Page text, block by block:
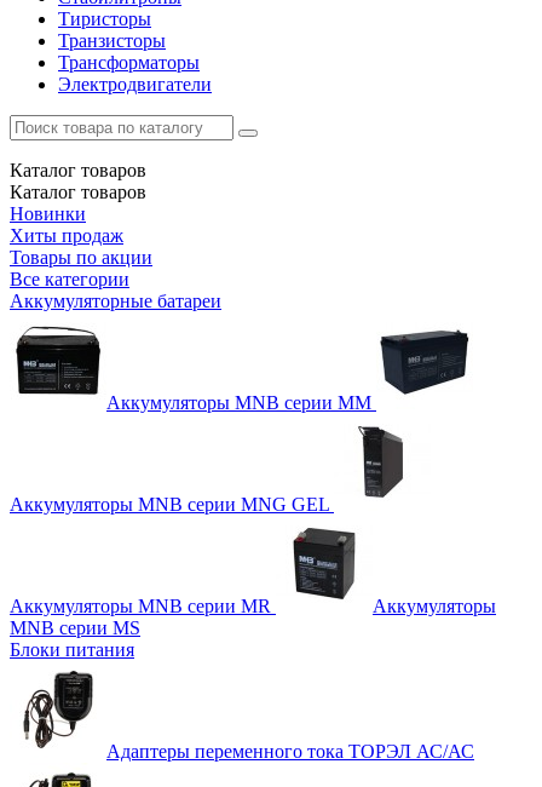
Тиристоры
Транзисторы
Трансформаторы
Электродвигатели
Каталог товаров
Каталог товаров
Новинки
Хиты продаж
Товары по акции
Все категории
Аккумуляторные батареи
Аккумуляторы MNB серии MM
Аккумуляторы MNB серии MNG GEL
Аккумуляторы MNB серии MR
Аккумуляторы
MNB серии MS
Блоки питания
Адаптеры переменного тока ТОРЭЛ АС/АС